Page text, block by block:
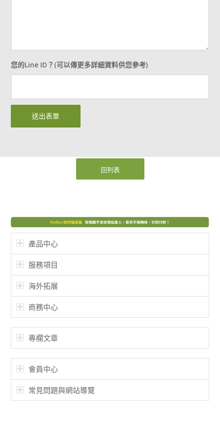
您的Line ID？(可以傳更多詳細資料供您參考)
回列表
產品中心
服務項目
海外拓展
商務中心
專欄文章
會員中心
常見問題與網站導覽